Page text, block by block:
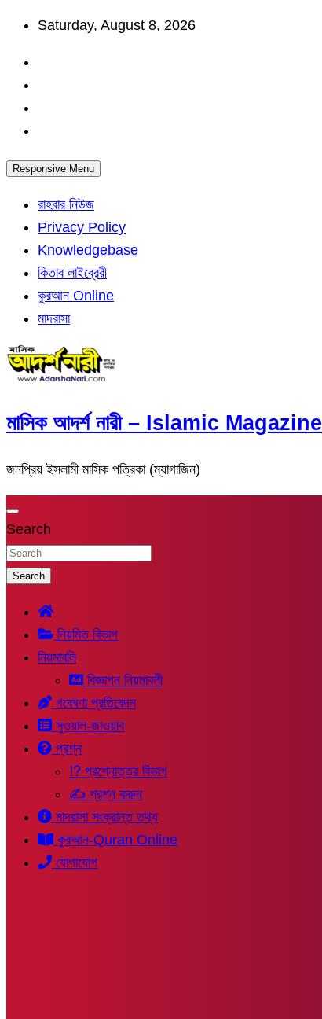
Skip
content
Saturday, August 8, 2026
Responsive Menu
রাহবার নিউজ
Privacy Policy
Knowledgebase
কিতাব লাইব্রেরী
কুরআন Online
মাদরাসা
মাসিক আদর্শ নারী – Islamic Magazine
জনপ্রিয় ইসলামী মাসিক পত্রিকা (ম্যাগাজিন)
Search
Search
নিয়মিত বিভাগ
নিয়মাবলি
বিজ্ঞাপন নিয়মাবলী
গবেষণা প্রতিবেদন
সুওয়াল-জাওয়াব
প্রশ্ন
⁉ প্রশ্নোত্তর বিভাগ
✍ প্রশ্ন করুন
মাদরাসা সংক্রান্ত তথ্য
কুরআন-Quran Online
যোগাযোগ